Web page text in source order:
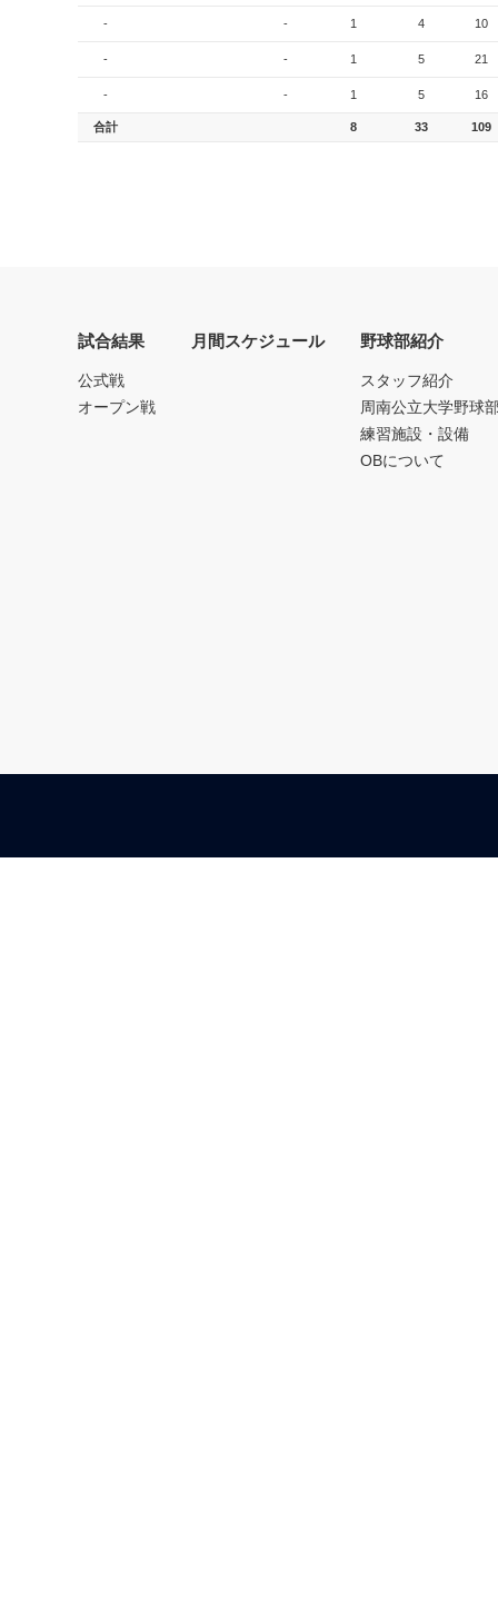
- - 1 4 10
- - 1 5 21
- - 1 5 16
合計 8 33 109
試合結果
公式戦
オープン戦
月間スケジュール 野球部紹介
スタッフ紹介
周南公立大学野球
練習施設・設備
OBについて